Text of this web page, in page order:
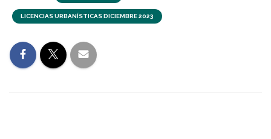
LICENCIAS URBANÍSTICAS DICIEMBRE 2023